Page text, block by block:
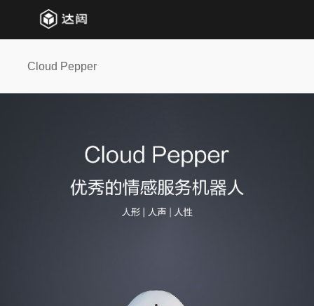
Cloud Pepper